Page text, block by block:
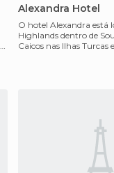
Alexandra Hotel
O hotel Alexandra está
Highlands dentro de
Caicos nas Ilhas Turcas